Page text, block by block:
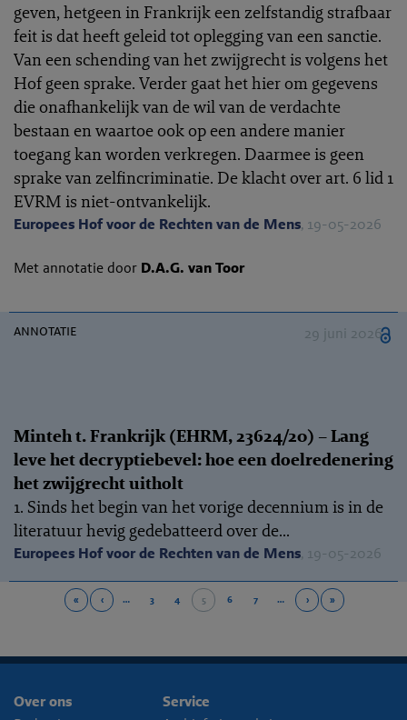
geven, hetgeen in Frankrijk een zelfstandig strafbaar
feit is dat heeft geleid tot oplegging van een sanctie.
Van een schending van het zwijgrecht is volgens het
Hof geen sprake. Verder gaat het hier om gegevens
die onafhankelijk van de wil van de verdachte
bestaan en waartoe ook op een andere manier
toegang kan worden verkregen. Daarmee is geen
sprake van zelfincriminatie. De klacht over art. 6 lid 1
EVRM is niet-ontvankelijk.
Europees Hof voor de Rechten van de Mens, 19-05-2026
Met annotatie door D.A.G. van Toor
annotatie 29 juni 2026
Minteh t. Frankrijk (EHRM, 23624/20) – Lang
leve het decryptiebevel: hoe een doelredenering
het zwijgrecht uitholt
1. Sinds het begin van het vorige decennium is in de
literatuur hevig gedebatteerd over de...
Europees Hof voor de Rechten van de Mens, 19-05-2026
« ‹ … 3 4 5 6 7 … › »
Over ons
Service